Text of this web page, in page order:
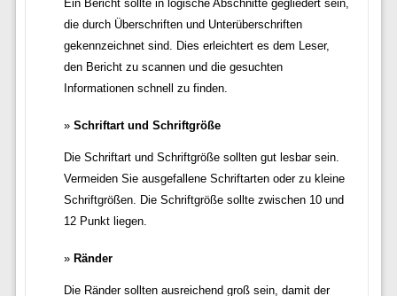
Ein Bericht sollte in logische Abschnitte gegliedert sein,
die durch Überschriften und Unterüberschriften
gekennzeichnet sind. Dies erleichtert es dem Leser,
den Bericht zu scannen und die gesuchten
Informationen schnell zu finden.
Schriftart und Schriftgröße
Die Schriftart und Schriftgröße sollten gut lesbar sein.
Vermeiden Sie ausgefallene Schriftarten oder zu kleine
Schriftgrößen. Die Schriftgröße sollte zwischen 10 und
12 Punkt liegen.
Ränder
Die Ränder sollten ausreichend groß sein, damit der